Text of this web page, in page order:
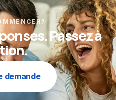
Passez à
demande